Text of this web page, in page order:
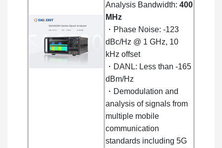
Analysis Bandwidth: 400
MHz
・Phase Noise: -123
dBc/Hz @ 1 GHz, 10
kHz offset
・DANL: Less than -165
dBm/Hz
・Demodulation and
analysis of signals from
multiple mobile
communication
standards including 5G